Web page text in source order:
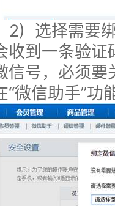
2) 选择需要
收到一条验证
信号，必须要
“微信助手”功